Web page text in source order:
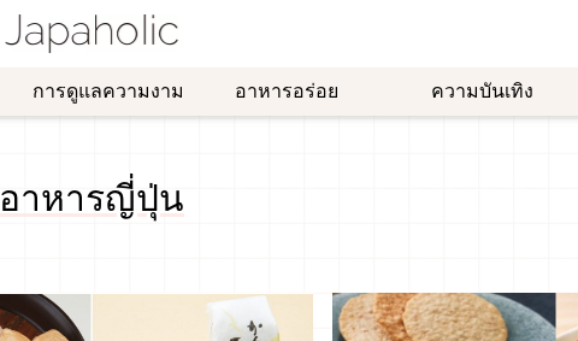
การดูแลความงาม อาหารอร่อย ความบันเทิง
อาหารญี่ปุ่น